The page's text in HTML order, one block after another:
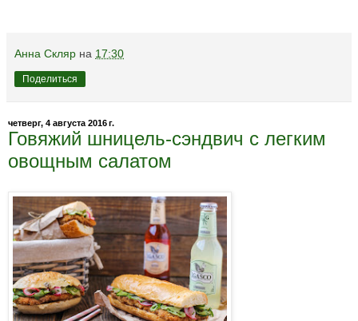
Анна Скляр на 17:30
Поделиться
четверг, 4 августа 2016 г.
Говяжий шницель-сэндвич с легким
овощным салатом